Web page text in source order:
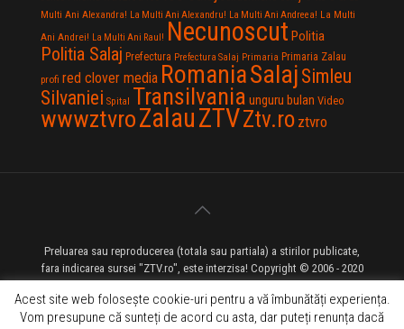
Multi Ani Alexandra! La Multi Ani Alexandru! La Multi Ani Andreea! La Multi
Ani Andrei! La Multi Ani Raul! Necunoscut Politia
Politia Salaj Prefectura Prefectura Salaj Primaria Primaria Zalau
profi red clover media RomaniaSalaj Simleu
Silvaniei Spital Transilvania unguru bulan Video
wwwztvroZalauZTVZtv.ro ztvro
Preluarea sau reproducerea (totala sau partiala) a stirilor publicate,
fara indicarea sursei "ZTV.ro", este interzisa! Copyright © 2006 - 2020
ZTV.ro - Televiziune pe Internet - Zalau TV
Acest site web folosește cookie-uri pentru a vă îmbunătăți experiența.
Vom presupune că sunteți de acord cu asta, dar puteți renunța dacă